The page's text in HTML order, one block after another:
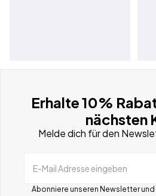
Erhalte 10%
nächsten
Melde dich für den
E-Mail Adresse eingeben
Abonniere unseren Newsletter